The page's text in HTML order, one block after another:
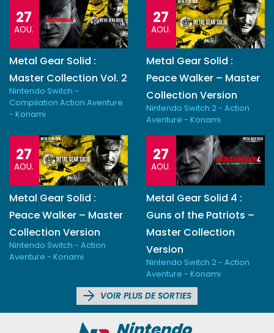
27
AOU.
Metal Gear Solid :
Master Collection Vol. 2
Nintendo Switch -
Compilation Action Aventure
- Konami
27
AOU.
Metal Gear Solid :
Peace Walker – Master
Collection Version
Nintendo Switch 2 - Action
Aventure - Konami
27
AOU.
Metal Gear Solid :
Peace Walker – Master
Collection Version
Nintendo Switch - Action
Aventure - Konami
27
AOU.
Metal Gear Solid 4 :
Guns of the Patriots –
Master Collection
Version
Nintendo Switch 2 - Action
Aventure - Konami
VOIR PLUS DE SORTIES